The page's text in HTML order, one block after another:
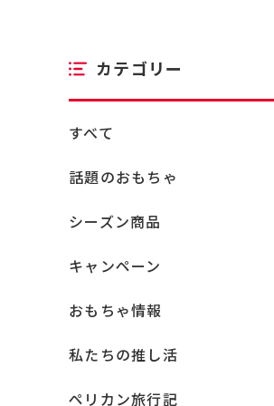
カテゴリー
すべて
話題のおもちゃ
シーズン商品
キャンペーン
おもちゃ情報
私たちの推し活
ペリカン旅行記